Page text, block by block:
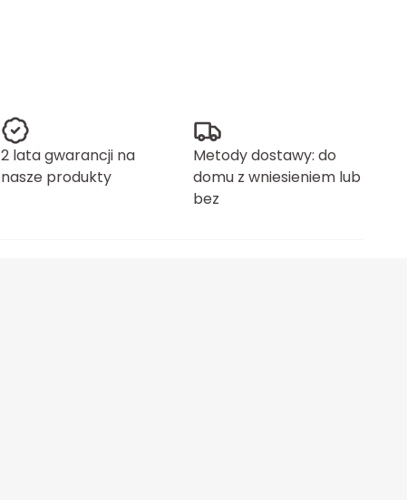
2 lata gwarancji na
nasze produkty
Metody dostawy: do
domu z wniesieniem lub
bez